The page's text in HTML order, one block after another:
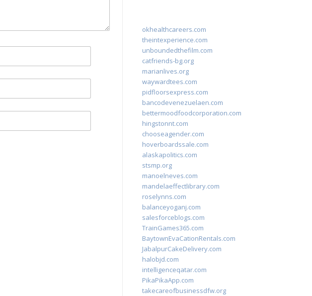
okhealthcareers.com
theintexperience.com
unboundedthefilm.com
catfriends-bg.org
marianlives.org
waywardtees.com
pidfloorsexpress.com
bancodevenezuelaen.com
bettermoodfoodcorporation.com
hingstonnt.com
chooseagender.com
hoverboardssale.com
alaskapolitics.com
stsmp.org
manoelneves.com
mandelaeffectlibrary.com
roselynns.com
balanceyoganj.com
salesforceblogs.com
TrainGames365.com
BaytownEvaCationRentals.com
JabalpurCakeDelivery.com
halobjd.com
intelligenceqatar.com
PikaPikaApp.com
takecareofbusinessdfw.org